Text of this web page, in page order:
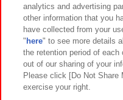
関連会社 サステ
プライバシーポリシー ウ
お取引先さまととも
analytics and advertising
other information that you
have collected from your
" here" to see more details
the retention period of
out of our sharing of your
Please click [Do Not Share
exercise your right.